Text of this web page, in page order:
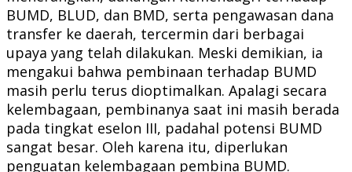
BUMD, BLUD, dan BMD, serta pengawasan dana
transfer ke daerah, tercermin dari berbagai
upaya yang telah dilakukan. Meski demikian, ia
mengakui bahwa pembinaan terhadap BUMD
masih perlu terus dioptimalkan. Apalagi secara
kelembagaan, pembinanya saat ini masih berada
pada tingkat eselon III, padahal potensi BUMD
sangat besar. Oleh karena itu, diperlukan
penguatan kelembagaan pembina BUMD.